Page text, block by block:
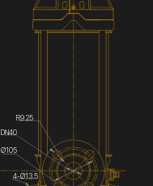
DN40
4-Ø13.5
Ø105
R9.25